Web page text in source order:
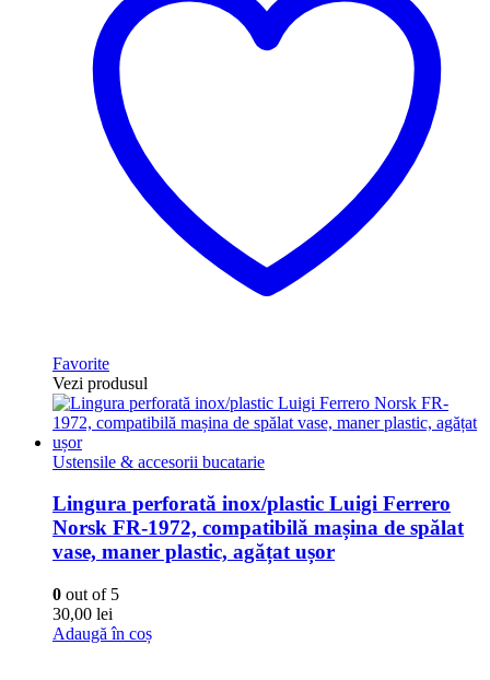
Favorite
Vezi produsul
Ustensile & accesorii bucatarie
Lingura perforată inox/plastic Luigi Ferrero
Norsk FR-1972, compatibilă mașina de spălat
vase, maner plastic, agățat ușor
0 out of 5
30,00 lei
Adaugă în coș